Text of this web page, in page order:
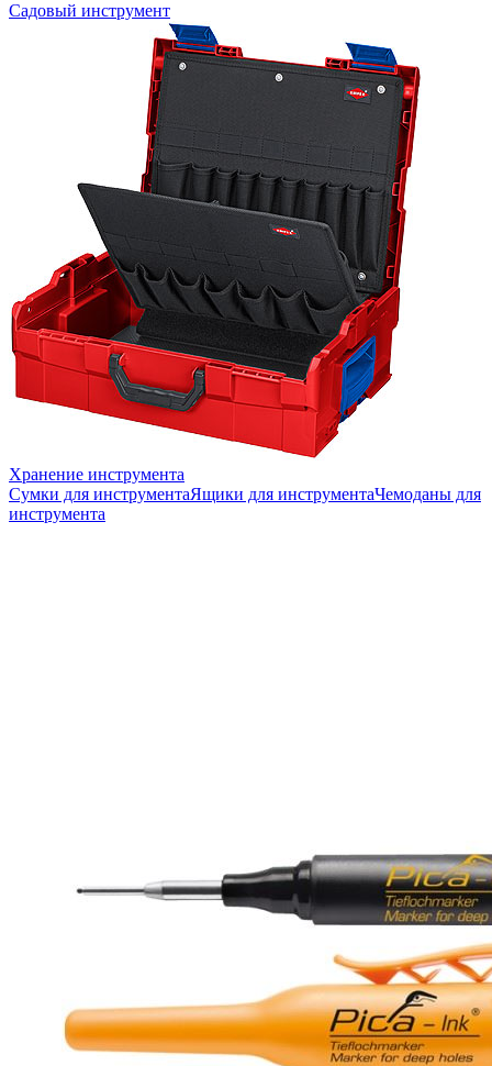
Садовый инструмент
Хранение инструмента
Сумки для инструментаЯщики для инструментаЧемоданы для
инструмента